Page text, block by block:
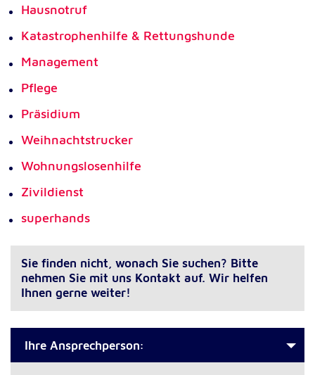
Hausnotruf
Katastrophenhilfe & Rettungshunde
Management
Pflege
Präsidium
Weihnachtstrucker
Wohnungslosenhilfe
Zivildienst
superhands
Sie finden nicht, wonach Sie suchen? Bitte
nehmen Sie mit uns Kontakt auf. Wir helfen
Ihnen gerne weiter!
Ihre Ansprechperson: